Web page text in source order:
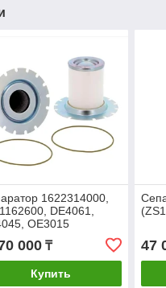
1622314000,
DE4061,
OE3015
000₸
Купить
47